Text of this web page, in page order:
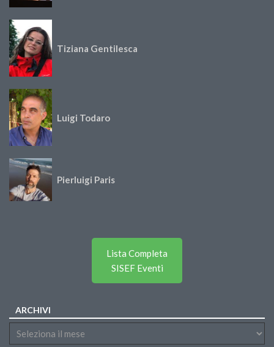
Tiziana Gentilesca
Luigi Todaro
Pierluigi Paris
Lista Completa
SISEF Eventi
ARCHIVI